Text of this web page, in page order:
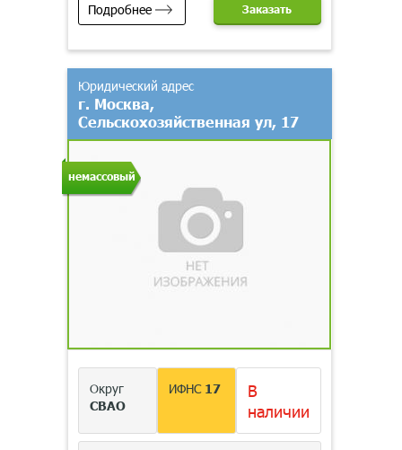
Подробнее Заказать
немассовый
Юридический адрес
г. Москва,
Сельскохозяйственная ул, 17
Округ
СВАО
ИФНС 17
В
наличии